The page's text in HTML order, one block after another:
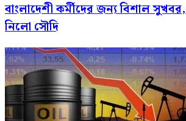
বাংলাদেশী কর্মীদের জন্য বিশাল সুখবর,
নিলো সৌদি